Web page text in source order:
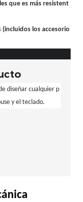
que es más resistent
los accesorio
diseñar cualquier p
y el teclado.